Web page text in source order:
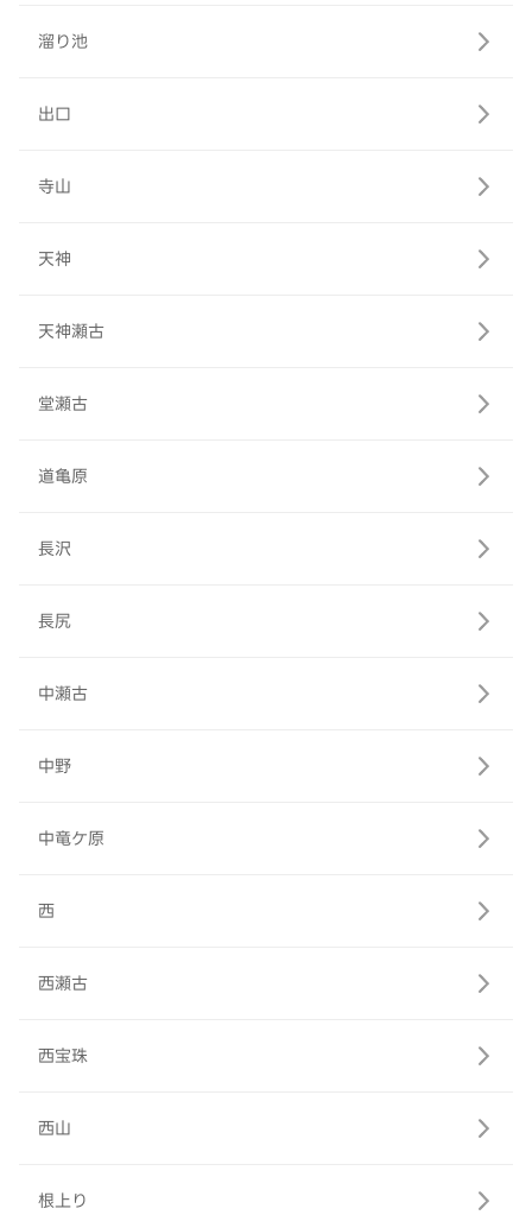
溜り池
出口
寺山
天神
天神瀬古
堂瀬古
道亀原
長沢
長尻
中瀬古
中野
中竜ケ原
西
西瀬古
西宝珠
西山
根上り